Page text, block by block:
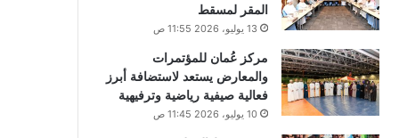
المقر لمسقط
13 يوليو، 2026 11:55 ص
مركز عُمان للمؤتمرات
والمعارض يستعد لاستضافة أبرز
فعالية صيفية رياضية وترفيهية
10 يوليو، 2026 11:45 ص